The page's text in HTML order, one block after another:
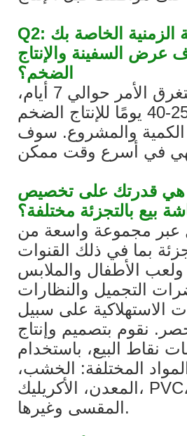
Q2: ما هي المهلة الزمنية الخاصة بك
عرض السفينة والإنتاج
الضخم؟
ج: عادة ما يستغرق الأمر حوالي 7 أيام،
والمشروع. سوف
هي قدرتك على تخصيص
بيع بالتجزئة مختلفة؟
عبر مجموعة واسعة من
بما في ذلك القنوات
ولعب الأطفال والملابس
التجميل والنظارات
الاستهلاكية على سبيل
نقوم بتصميم وإنتاج
نقاط البيع، باستخدام
المختلفة: الخشب،
المعدن، الأكريليك، PVC، الزجاج
المقسى وغيرها.